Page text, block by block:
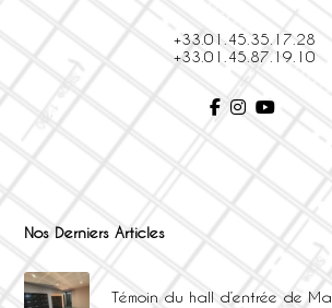
+33.01.45.35.17.28
+33.01.45.87.19.10
Nos Derniers Articles
Témoin du hall d’entrée de